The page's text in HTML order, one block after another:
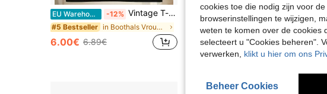
EU Warehouse -12% Vintage T-shirt in jaren 90-stijl met een grappige poppengezicht-meme, een verwassen effect en gemaakt van verschillende stoffen. Zomertop.
#5 Bestseller in Boothals Vrouwen Tops, Blouses & Tee
6.00€ 6.89€
-13% Dames T-shirt Unisex T-shirt gemaakt van puur katoen Hetzelfde model Stijl Voor mannen en vrouwen Happy Easter Bruh Funny Six Seven 67 Meme Bunny T-shirt Effen kleur Casual Ronde hals Korte mouwen Geometrisch patroon Zeer geschikt...
#5 Bestseller in Langdurig Vrouwen Tops, Blouses & Tee
11.99€ 13.83€
cookies toe die nodig zijn voor
browserinstellingen te wijzigen,
weten te komen over de cookies
selecteert u "Cookies beheren".
verwerken, klikt u hier om ons
Beheer Cookies